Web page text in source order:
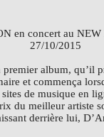
album, qu’il
et commença
de musique en
du meilleur artiste
derrière lui,